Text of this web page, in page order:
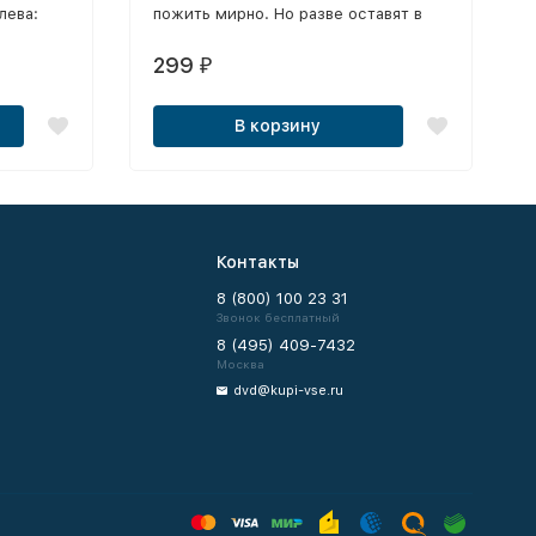
/
/
пожить мирно. Но разве оставят в
Конечно нет!
299 ₽
В корзину
Контакты
8 (800) 100 23 31
Звонок бесплатный
8 (495) 409-7432
Москва
dvd@kupi-vse.ru